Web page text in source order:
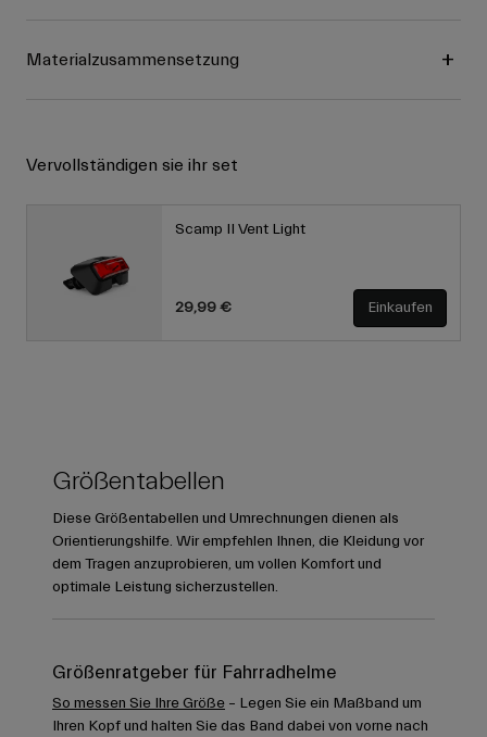
Materialzusammensetzung
Vervollständigen sie ihr set
Scamp II Vent Light
29,99 € Einkaufen
Größentabellen
Diese Größentabellen und Umrechnungen dienen als
Orientierungshilfe. Wir empfehlen Ihnen, die Kleidung vor
dem Tragen anzuprobieren, um vollen Komfort und
optimale Leistung sicherzustellen.
Größenratgeber für Fahrradhelme
So messen Sie Ihre Größe – Legen Sie ein Maßband um
Ihren Kopf und halten Sie das Band dabei von vorne nach